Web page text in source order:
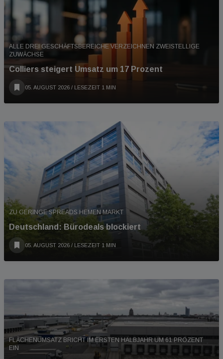
ALLE DREI GESCHÄFTSBEREICHE VERZEICHNEN ZWEISTELLIGE
ZUWÄCHSE
Colliers steigert Umsatz um 17 Prozent
05. AUGUST 2026 / LESEZEIT 1 MIN
ZU GERINGE SPREADS HEMEN MARKT
Deutschland: Bürodeals blockiert
05. AUGUST 2026 / LESEZEIT 1 MIN
FLÄCHENUMSATZ BRICHT IM ERSTEN HALBJAHR UM 61 PROZENT
EIN